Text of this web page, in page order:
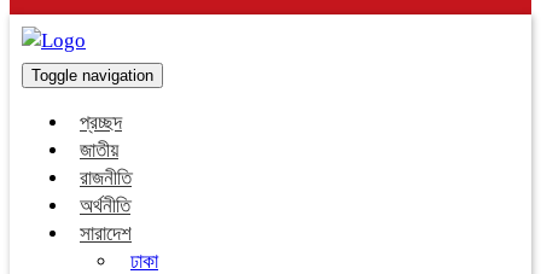
Toggle navigation
প্রচ্ছদ
জাতীয়
রাজনীতি
অর্থনীতি
সারাদেশ
ঢাকা